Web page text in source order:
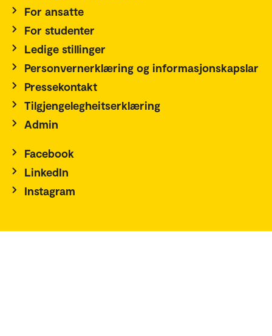
For ansatte
For studenter
Ledige stillinger
Personvernerklæring og informasjonskapslar
Pressekontakt
Tilgjengelegheitserklæring
Admin
Facebook
LinkedIn
Instagram